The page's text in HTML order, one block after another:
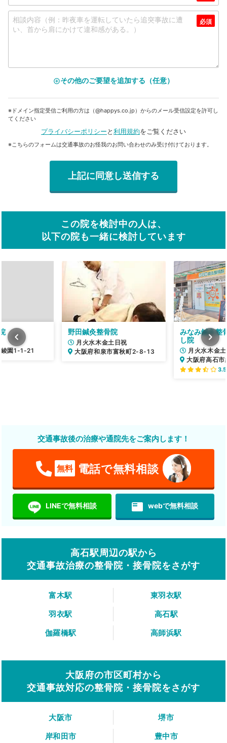
add_circle_outlineその他のご要望を追加する（任意）
※ドメイン指定受信ご利用の方は（@happys.co.jp）からのメール受信設定を許可し
てください
プライバシーポリシーと利用規約をご覧ください
※こちらのフォームは交通事故のお怪我のお問い合わせのみ受け付けております。
この院を検討中の人は、
以下の院も一緒に検討しています
野田鍼灸整骨院
月火水木金土日祝
大阪府和泉市富秋町2-8-13
みなみ鍼灸
し院
月火水木金
大阪府高石
3.5
園1-1-21
交通事故後の治療や通院先をご案内します！
無料 電話で無料相談
LINEで無料相談 featured_play_list webで無料相談
高石駅周辺の駅から
交通事故治療の整骨院・接骨院をさがす
富木駅
東羽衣駅
羽衣駅
高石駅
伽羅橋駅
高師浜駅
大阪府の市区町村から
交通事故対応の整骨院・接骨院をさがす
大阪市
堺市
岸和田市
豊中市